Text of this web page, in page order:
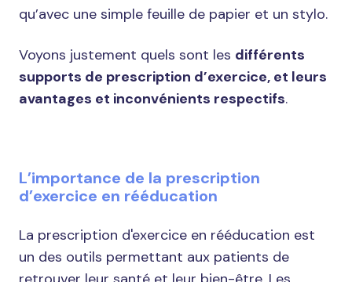
qu’avec une simple feuille de papier et un stylo.
Voyons justement quels sont les différents
supports de prescription d’exercice, et leurs
avantages et inconvénients respectifs.
L’importance de la prescription
d’exercice en rééducation
La prescription d'exercice en rééducation est
un des outils permettant aux patients de